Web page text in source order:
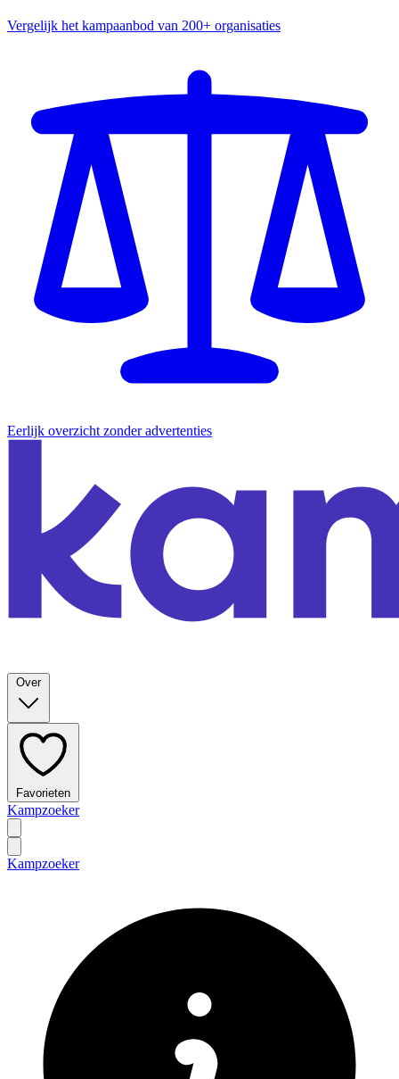
Vergelijk het kampaanbod van 200+ organisaties
Eerlijk overzicht zonder advertenties
Over
Favorieten
Kampzoeker
Kampzoeker